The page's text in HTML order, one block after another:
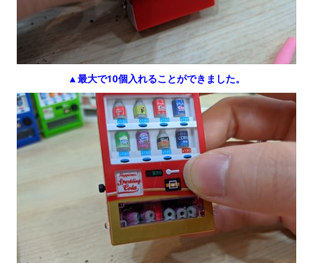
▲最大で10個入れることができました。